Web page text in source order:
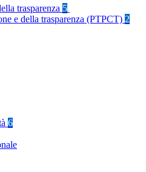
trasparenza 5
e della trasparenza (PTPCT) 2
6